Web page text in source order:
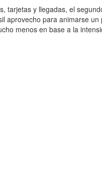
tarjetas y llegadas, el
aprovecho para animarse un
menos en base a la